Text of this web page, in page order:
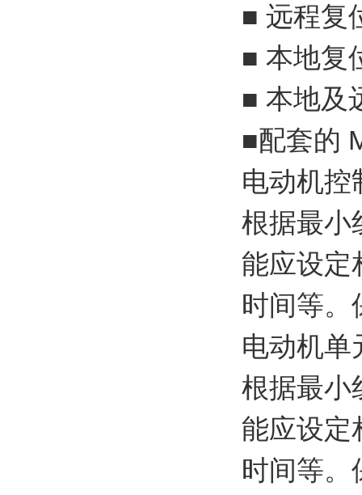
■ 远程复
■ 本地复
■ 本地及
■配套的
电动机控
根据最小
能应设定
时间等。
电动机单
根据最小
能应设定
时间等。